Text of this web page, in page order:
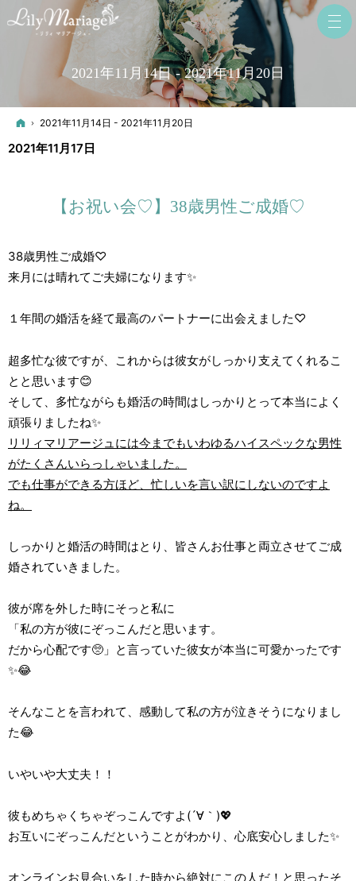
2021年11月14日 - 2021年11月20日
ホーム
2021年11月14日 - 2021年11月20日
2021年11月17日
【お祝い会♡】38歳男性ご成婚♡
38歳男性ご成婚♡
来月には晴れてご夫婦になります✨
１年間の婚活を経て最高のパートナーに出会えました♡
超多忙な彼ですが、これからは彼女がしっかり支えてくれるこ
とと思います😊
そして、多忙ながらも婚活の時間はしっかりとって本当によく
頑張りましたね✨
リリィマリアージュには今までもいわゆるハイスペックな男性
がたくさんいらっしゃいました。
でも仕事ができる方ほど、忙しいを言い訳にしないのですよ
ね。
しっかりと婚活の時間はとり、皆さんお仕事と両立させてご成
婚されていきました。
彼が席を外した時にそっと私に
「私の方が彼にぞっこんだと思います。
だから心配です🥺」と言っていた彼女が本当に可愛かったです
✨😂
そんなことを言われて、感動して私の方が泣きそうになりまし
た😂
いやいや大丈夫！！
彼もめちゃくちゃぞっこんですよ(´∀｀)💖
お互いにぞっこんだということがわかり、心底安心しました✨
オンラインお見合いをした時から絶対にこの人だ！と思ったそ